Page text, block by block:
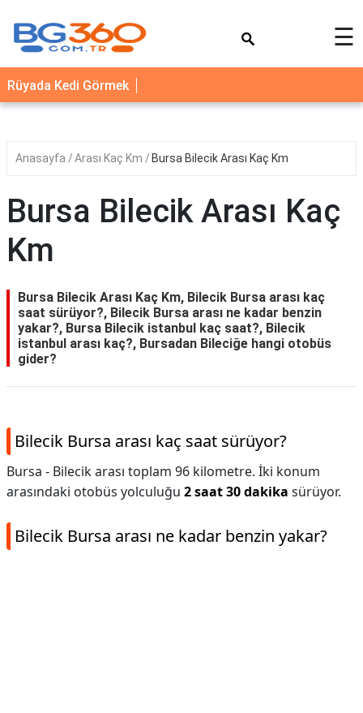
YEMEK
TARİFLERİ
SAĞLIK
İLETİŞİM
☰
Rüyada Kedi Görmek
Anasayfa Arası Kaç Km Bursa Bilecik Arası Kaç Km
Bursa Bilecik Arası Kaç
Km
Bursa Bilecik Arası Kaç Km, Bilecik Bursa arası kaç
saat sürüyor?, Bilecik Bursa arası ne kadar benzin
yakar?, Bursa Bilecik istanbul kaç saat?, Bilecik
istanbul arası kaç?, Bursadan Bileciğe hangi otobüs
gider?
Bilecik Bursa arası kaç saat sürüyor?
Bursa - Bilecik arası toplam 96 kilometre. İki konum
arasındaki otobüs yolculuğu 2 saat 30 dakika sürüyor.
Bilecik Bursa arası ne kadar benzin yakar?